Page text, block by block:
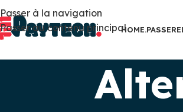
Passer à la navigation
Passer au contenu principalHOME.